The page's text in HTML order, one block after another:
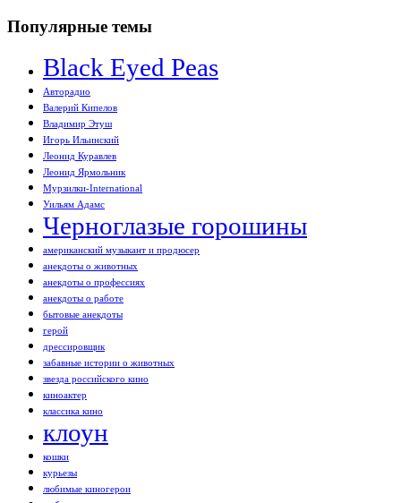
Популярные темы
Black Eyed Peas
Авторадио
Валерий Кипелов
Владимир Этуш
Игорь Ильинский
Леонид Куравлев
Леонид Ярмольник
Мурзилки-International
Уильям Адамс
Черноглазые горошины
американский музыкант и продюсер
анекдоты о животных
анекдоты о профессиях
анекдоты о работе
бытовые анекдоты
герой
дрессировщик
забавные истории о животных
звезда российского кино
киноактер
классика кино
клоун
кошки
курьезы
любимые киногерои